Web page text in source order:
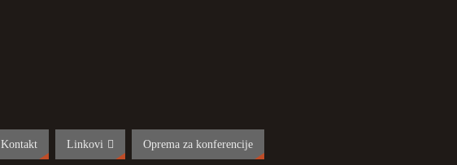
Kontakt Linkovi Oprema za konferencije